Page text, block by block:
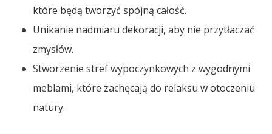
które będą tworzyć spójną całość.
Unikanie nadmiaru dekoracji, aby nie przytłaczać
zmysłów.
Stworzenie stref wypoczynkowych z wygodnymi
meblami, które zachęcają do relaksu w otoczeniu
natury.